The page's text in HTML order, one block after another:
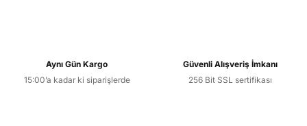
Aynı Gün Kargo
15:00’a kadar ki siparişlerde
Güvenli Alışveriş İmkanı
256 Bit SSL sertifikası